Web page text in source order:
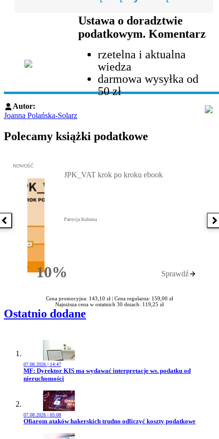
Ustawa o doradztwie
podatkowym. Komentarz
rzetelna i aktualna
wiedza
darmowa wysyłka od
50 zł
Autor:
Joanna Polańska-Solarz
Polecamy książki podatkowe
Poprzednia książka
Przejdź do: JPK_VAT krok po kroku ebook, Patrycja Kubiesa -
NOWOŚĆ
10%Rabatu
JPK_VAT krok po kroku ebook
Patrycja Kubiesa
Sprawdź
Cena promocyjna: 143,10 zł | Cena regularna: 159,00 zł
Najniższa cena w ostatnich 30 dniach: 119,25 zł
Ostatnio dodane
07.08.2026 | 14:47
Przejdź do artykułu:
MF: Dyrektor KIS ma wydawać interpretacje ws. podatku od
nieruchomości
07.08.2026 | 05:08
Przejdź do artykułu:
Ofiarom ataków hakerskich trudno odliczyć koszty podatkowe